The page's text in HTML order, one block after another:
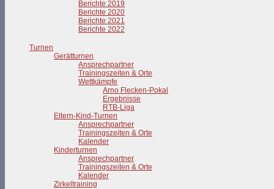
Berichte 2019
Berichte 2020
Berichte 2021
Berichte 2022
Turnen
Gerätturnen
Ansprechpartner
Trainingszeiten & Orte
Wettkämpfe
Arno Flecken-Pokal
Ergebnisse
RTB-Liga
Eltern-Kind-Turnen
Ansprechpartner
Trainingszeiten & Orte
Kalender
Kinderturnen
Ansprechpartner
Trainingszeiten & Orte
Kalender
Zirkeltraining